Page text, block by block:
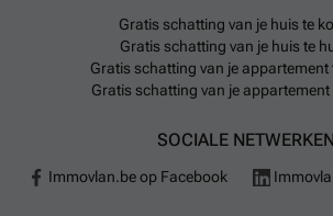
Gratis schatting van je huis te
Gratis schatting van je huis te
Gratis schatting van je appartement
Gratis schatting van je appartement
SOCIALE NETWERKEN
Immovlan.be op Facebook